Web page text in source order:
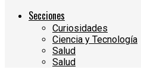
Secciones
Curiosidades
Ciencia y Tecnología
Salud
Salud